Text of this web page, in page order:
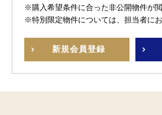
※購入希望条件に合った非公開物件が閲
※特別限定物件については、担当者に
新規会員登録